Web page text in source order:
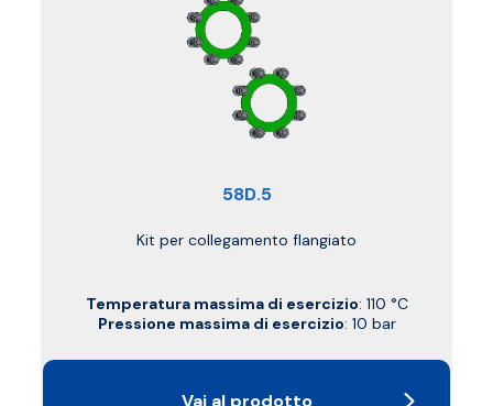
58D.5
Kit per collegamento flangiato
Temperatura massima di esercizio: 110 °C
Pressione massima di esercizio: 10 bar
Vai al prodotto